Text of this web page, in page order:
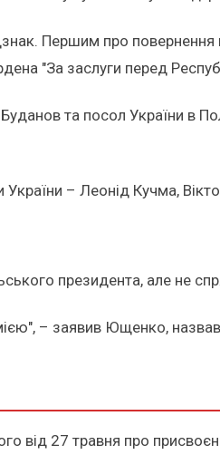
Першим про
"За заслуги перед
та посол України в
України – Леонід Кучма,
президента, але не
– заявив Ющенко,
від 27 травня про